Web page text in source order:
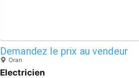
Demandez le prix au vendeur
Oran
Electricien